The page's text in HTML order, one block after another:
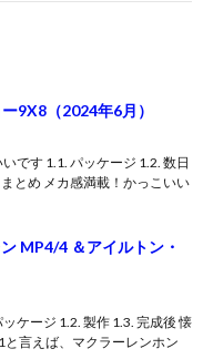
9X8（2024年6月）
です 1.1. パッケージ 1.2. 数日
とめ メカ感満載！かっこいい
MP4/4 ＆アイルトン・
ケージ 1.2. 製作 1.3. 完成後 懐
言えば、マクラーレンホン